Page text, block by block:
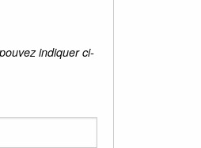
indiquer ci-